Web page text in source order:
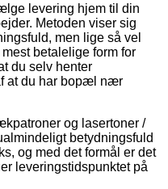
levering hjem til din
Metoden viser sig
men lige så vel
betalelige form for
du selv henter
at du har bopæl nær
og lasertoner /
betydningsfuld
og med det formål er det
leveringstidspunktet på